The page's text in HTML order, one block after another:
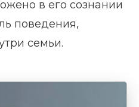
в его сознании
поведения,
семьи.